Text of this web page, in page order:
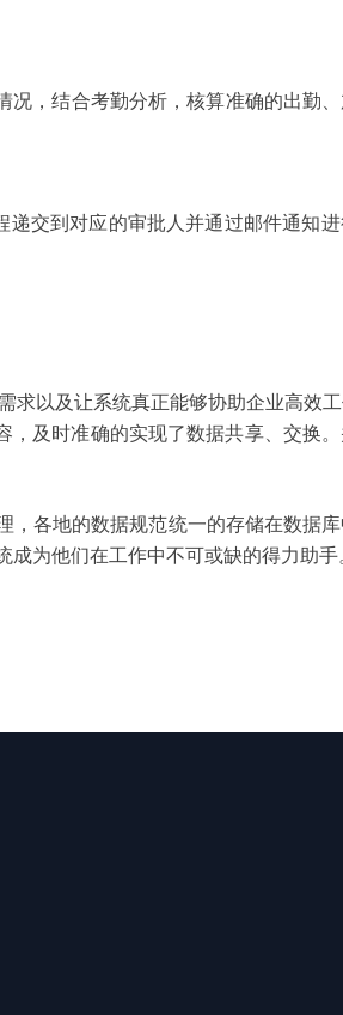
，结合考勤分析，核算准确的出勤
交到对应的审批人并通过邮件通知
求以及让系统真正能够协助企业高效
及时准确的实现了数据共享、交换。
，各地的数据规范统一的存储在数据
为他们在工作中不可或缺的得力助手